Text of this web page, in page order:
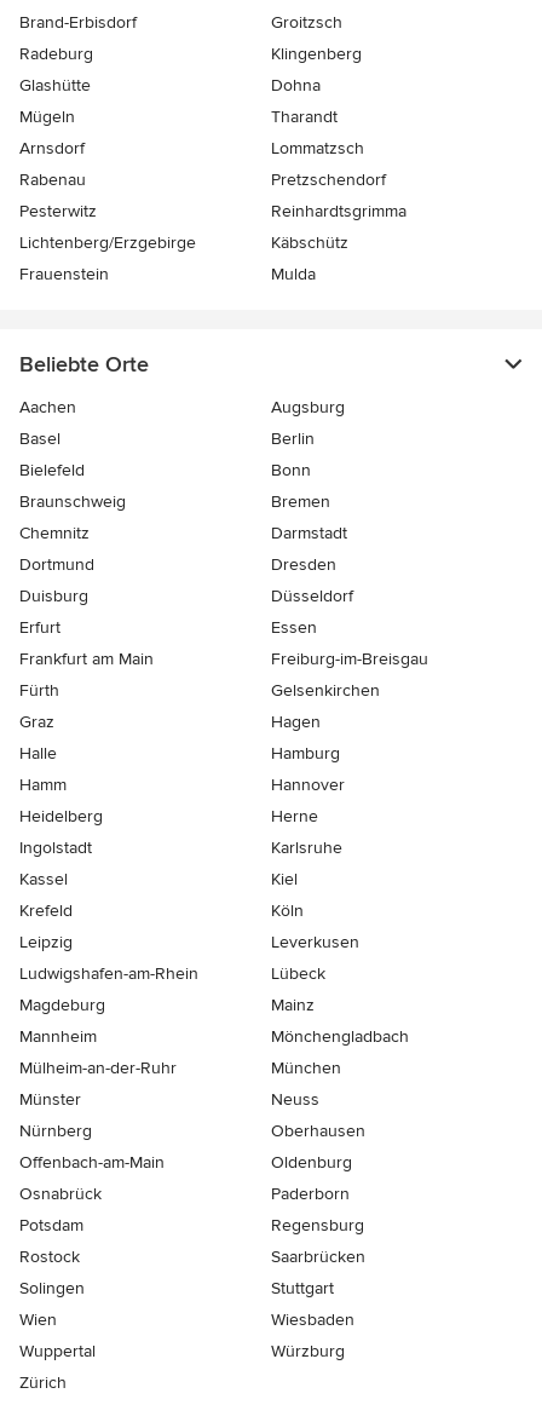
Brand-Erbisdorf
Groitzsch
Radeburg
Klingenberg
Glashütte
Dohna
Mügeln
Tharandt
Arnsdorf
Lommatzsch
Rabenau
Pretzschendorf
Pesterwitz
Reinhardtsgrimma
Lichtenberg/Erzgebirge
Käbschütz
Frauenstein
Mulda
Beliebte Orte
Aachen
Augsburg
Basel
Berlin
Bielefeld
Bonn
Braunschweig
Bremen
Chemnitz
Darmstadt
Dortmund
Dresden
Duisburg
Düsseldorf
Erfurt
Essen
Frankfurt am Main
Freiburg-im-Breisgau
Fürth
Gelsenkirchen
Graz
Hagen
Halle
Hamburg
Hamm
Hannover
Heidelberg
Herne
Ingolstadt
Karlsruhe
Kassel
Kiel
Krefeld
Köln
Leipzig
Leverkusen
Ludwigshafen-am-Rhein
Lübeck
Magdeburg
Mainz
Mannheim
Mönchen­gladbach
Mülheim-an-der-Ruhr
München
Münster
Neuss
Nürnberg
Oberhausen
Offenbach-am-Main
Oldenburg
Osnabrück
Paderborn
Potsdam
Regensburg
Rostock
Saarbrücken
Solingen
Stuttgart
Wien
Wiesbaden
Wuppertal
Würzburg
Zürich